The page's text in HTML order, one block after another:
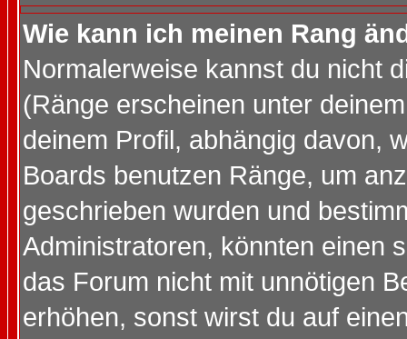
Wie kann ich meinen Rang
Normalerweise kannst du nicht
(Ränge erscheinen unter
deinem Profil, abhängig davon,
Boards benutzen Ränge, um
geschrieben wurden und
Administratoren, könnten einen
das Forum nicht mit unnötigen
erhöhen, sonst wirst du auf